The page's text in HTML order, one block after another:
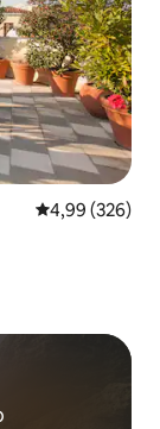
Vidutinis
4,99 (326)